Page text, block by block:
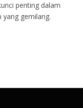
penting dalam
gemilang.